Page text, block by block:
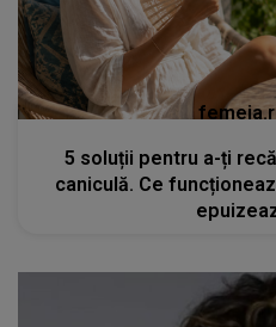
5 soluții pentru a-ți
caniculă. Ce